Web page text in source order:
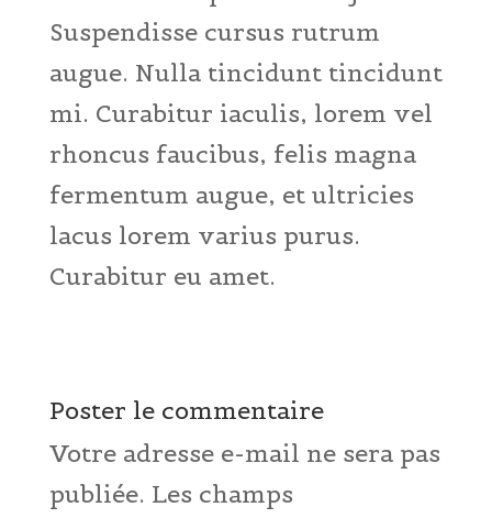
Suspendisse cursus rutrum
augue. Nulla tincidunt tincidunt
mi. Curabitur iaculis, lorem vel
rhoncus faucibus, felis magna
fermentum augue, et ultricies
lacus lorem varius purus.
Curabitur eu amet.
Poster le commentaire
Votre adresse e-mail ne sera pas
publiée. Les champs